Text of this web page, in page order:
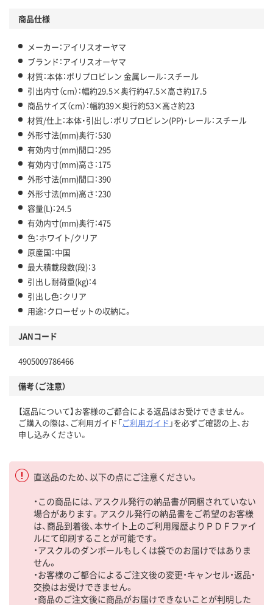
商品仕様
メーカー：アイリスオーヤマ
ブランド：アイリスオーヤマ
材質：本体：ポリプロピレン 金属レール：スチール
引出内寸（cm）：幅約29.5×奥行約47.5×高さ約17.5
商品サイズ（cm）：幅約39×奥行約53×高さ約23
材質/仕上：本体・引出し：ポリプロピレン(PP)・レール：スチール
外形寸法(mm)奥行：530
有効内寸(mm)間口：295
有効内寸(mm)高さ：175
外形寸法(mm)間口：390
外形寸法(mm)高さ：230
容量(L)：24.5
有効内寸(mm)奥行：475
色：ホワイト/クリア
原産国：中国
最大積載段数(段)：3
引出し耐荷重(kg)：4
引出し色：クリア
用途：クローゼットの収納に。
JANコード
4905009786466
備考（ご注意）
【返品について】お客様のご都合による返品はお受けできません。
ご購入の際は、ご利用ガイド「ご利用ガイド 」を必ずご確認の上、お
申し込みください。
直送品のため、以下の点にご注意ください。
・この商品には、アスクル発行の納品書が同梱されていない
場合があります。アスクル発行の納品書をご希望のお客様
は、商品到着後、本サイト上のご利用履歴よりＰＤＦファイ
ルにて印刷することが可能です。
・アスクルのダンボールもしくは袋でのお届けではありま
せん。
・お客様のご都合によるご注文後の変更・キャンセル・返品・
交換はお受けできません。
・商品のご注文後に商品がお届けできないことが判明した